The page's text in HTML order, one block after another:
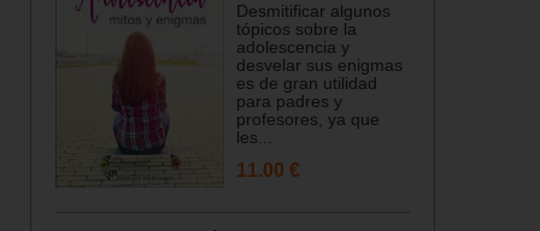
Desmitificar algunos
tópicos sobre la
adolescencia y
desvelar sus enigmas
es de gran utilidad
para padres y
profesores, ya que
les...
11.00 €